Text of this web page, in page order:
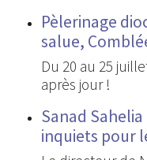
Pèlerinage
salue,
Du 20 au 25
après jour !
Sanad
inquiets pour